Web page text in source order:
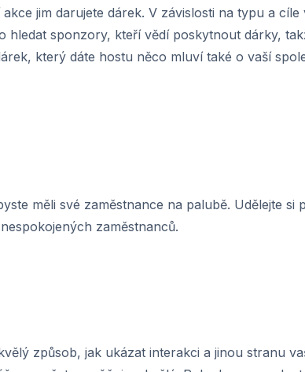
jim darujete dárek. V závislosti na typu a cíle
sponzory, kteří vědí poskytnout dárky,
který dáte hostu něco mluví také o vaší
měli své zaměstnance na palubě. Udělejte si
zaměstnanců.
způsob, jak ukázat interakci a jinou stranu